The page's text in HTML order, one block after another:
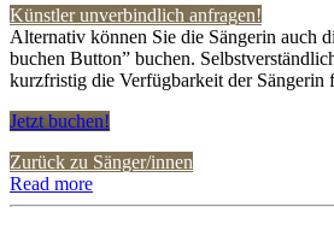
Künstler unverbindlich anfragen!
Alternativ können Sie die Sängerin auch
buchen Button” buchen.
kurzfristig die Verfügbarkeit der Sängerin
Jetzt buchen!
Zurück zu Sänger/innen
Read more